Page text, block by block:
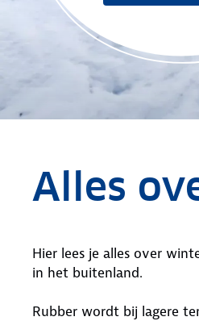
Alles
Hier lees je alles over
in het buitenland.
Rubber wordt bij lagere